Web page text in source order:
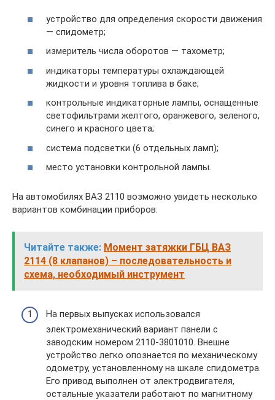
устройство для определения скорости движения
— спидометр;
измеритель числа оборотов — тахометр;
индикаторы температуры охлаждающей
жидкости и уровня топлива в баке;
контрольные индикаторные лампы, оснащенные
светофильтрами желтого, оранжевого, зеленого,
синего и красного цвета;
система подсветки (6 отдельных ламп);
место установки контрольной лампы.
На автомобилях ВАЗ 2110 возможно увидеть несколько
вариантов комбинации приборов:
Читайте также: Момент затяжки ГБЦ ВАЗ
2114 (8 клапанов) – последовательность и
схема, необходимый инструмент
На первых выпусках использовался
электромеханический вариант панели с
заводским номером 2110-3801010. Внешне
устройство легко опознается по механическому
одометру, установленному на шкале спидометра.
Его привод выполнен от электродвигателя,
остальные указатели работают по магнитному